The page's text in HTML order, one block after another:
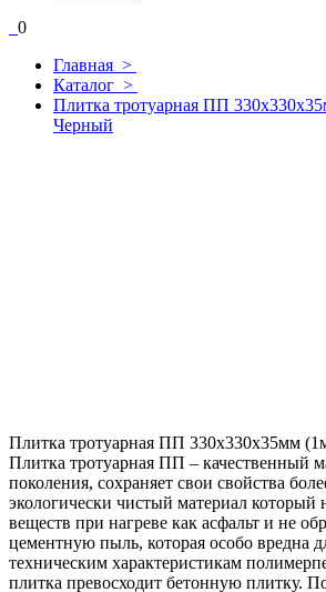
0
Главная >
Каталог >
Плитка тротуарная ПП
Черный
Плитка тротуарная ПП 330х330х35мм
Плитка тротуарная ПП – качественный
поколения, сохраняет свои свойства
экологически чистый материал который
веществ при нагреве как асфальт и не
цементную пыль, которая особо вредна
техническим характеристикам
плитка превосходит бетонную плитку.